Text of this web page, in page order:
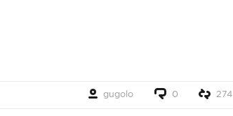
gugolo 0 274